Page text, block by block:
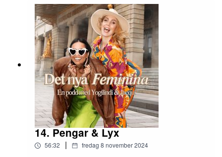
14. Pengar & Lyx
56:32 | fredag 8 november 2024